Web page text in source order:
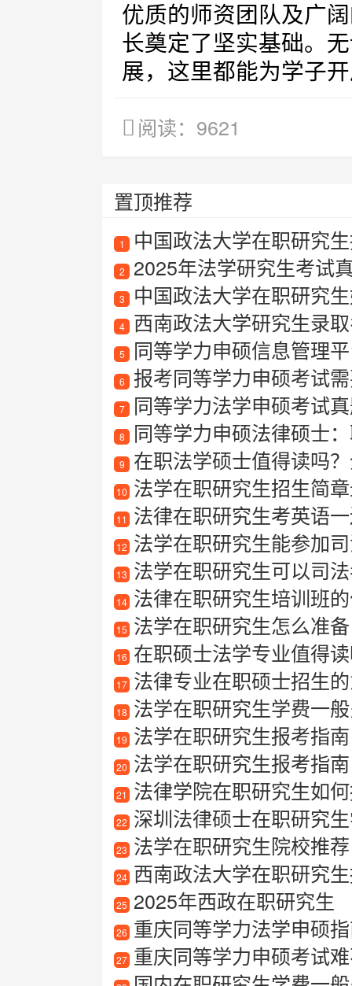
优质的师资团队及广
长奠定了坚实基础。
展，这里都能为学子
阅读：9621
置顶推荐
1 中国政法大学在职研究
2 2025年法学研究生考试
3 中国政法大学在职研究
4 西南政法大学研究生录
5 同等学力申硕信息管理
6 报考同等学力申硕考试需要
7 同等学力法学申硕考试
8 同等学力申硕法律硕士
9 在职法学硕士值得读吗
10 法学在职研究生招生简章最
11 法律在职研究生考英语
12 法学在职研究生能参加
13 法学在职研究生可以司
14 法律在职研究生培训班
15 法学在职研究生怎么准备
16 在职硕士法学专业值得
17 法律专业在职硕士招生
18 法学在职研究生学费一
19 法学在职研究生报考指
20 法学在职研究生报考指
21 法律学院在职研究生如
22 深圳法律硕士在职研究
23 法学在职研究生院校推荐
24 西南政法大学在职研究
25 2025年西政在职研究生
26 重庆同等学力法学申硕指南
27 重庆同等学力申硕考试